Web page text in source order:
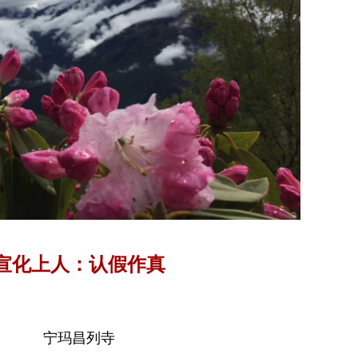
化上人：认假作真
宁玛昌列寺